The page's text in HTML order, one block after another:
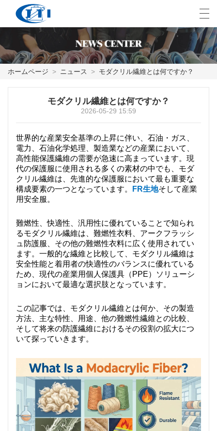
カスタマイズ
私たちについて
ニュース
業界
我々に連絡し
ビデオ
العربية česky Deutsch English
ホームページ > ニュース > モダクリル繊維とは何ですか？
モダクリル繊維とは何ですか？
2026-05-29 15:59
世界的な産業安全基準の上昇に伴い、石油・ガス、
電力、石油化学処理、製造業などの産業において、
高性能保護繊維の需要が急速に高まっています。現
代の保護服に使用される多くの素材の中でも、モダ
クリル繊維は、先進的な保護服において最も重要な
構成要素の一つとなっています。
FR生地そして産業
用安全服。
難燃性、快適性、汎用性に優れていることで知られ
るモダクリル繊維は、難燃性衣料、アークフラッシ
ュ防護服、その他の難燃性衣料に広く使用されてい
ます。一般的な繊維と比較して、モダクリル繊維は
安全性能と着用者の快適性のバランスに優れている
ため、現代の産業用個人保護具（PPE）ソリューシ
ョンにおいて最適な選択肢となっています。
この記事では、モダクリル繊維とは何か、その製造
方法、主な特性、用途、他の難燃性繊維との比較、
そして将来の防護繊維におけるその役割の拡大につ
いて探っていきます。